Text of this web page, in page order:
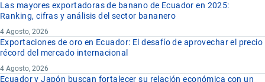
Las mayores exportadoras de banano de Ecuador en 2025:
Ranking, cifras y análisis del sector bananero
4 Agosto, 2026
Exportaciones de oro en Ecuador: El desafío de aprovechar el precio
récord del mercado internacional
4 Agosto, 2026
Ecuador y Japón buscan fortalecer su relación económica con un